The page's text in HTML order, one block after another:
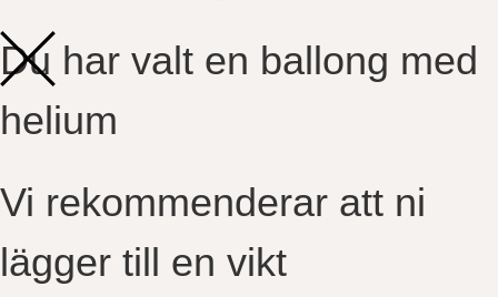
Du har valt en ballong med
helium​
Vi rekommenderar att ni
lägger till en vikt